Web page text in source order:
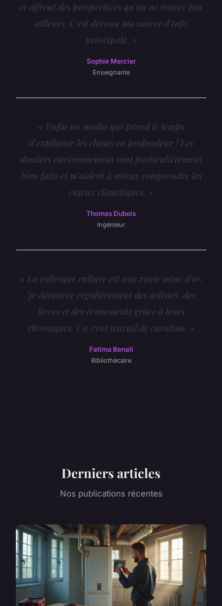
et offrent des perspectives qu'on ne trouve pas
ailleurs. C'est devenu ma source d'info
principale. »
Sophie Mercier
Enseignante
« Enfin un média qui prend le temps
d'expliquer les choses en profondeur ! Les
dossiers environnement sont particulièrement
bien faits et m'aident à mieux comprendre les
enjeux climatiques. »
Thomas Dubois
Ingénieur
« La rubrique culture est une vraie mine d'or.
Je découvre régulièrement des artistes, des
livres et des événements grâce à leurs
chroniques. Un vrai travail de curation. »
Fatima Benali
Bibliothécaire
Derniers articles
Nos publications récentes